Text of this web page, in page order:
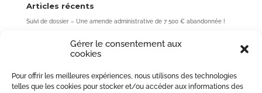
Gérer le consentement aux
cookies
Pour offrir les meilleures expériences, nous utilisons des technologies
telles que les cookies pour stocker et/ou accéder aux informations des
Articles récents
Suivi de dossier – Une amende administrative de 7 500 € abandonnée !
de cassation, 3ème chambre civile, 7 mai 2026, n° 24-10.637)
Rupture de période d’essai : une erreur de quelques jours peut coûter
Forfait-jours et accord de performance collective : une limite essentielle
au pouvoir de l’employeur